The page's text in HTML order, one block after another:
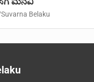
Suvarna Belaku